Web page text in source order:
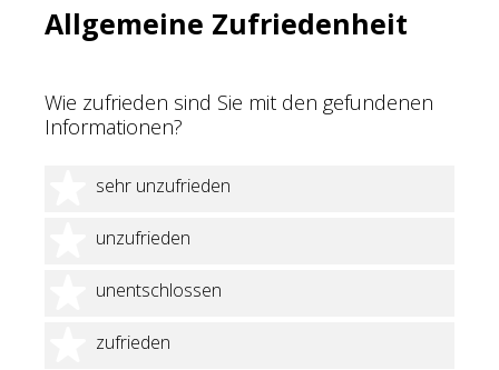
Allgemeine Zufriedenheit
Wie zufrieden sind Sie mit den gefundenen
Informationen?
sehr unzufrieden
1 Stern
unzufrieden
2 Sterne
unentschlossen
3 Sterne
zufrieden
4 Sterne